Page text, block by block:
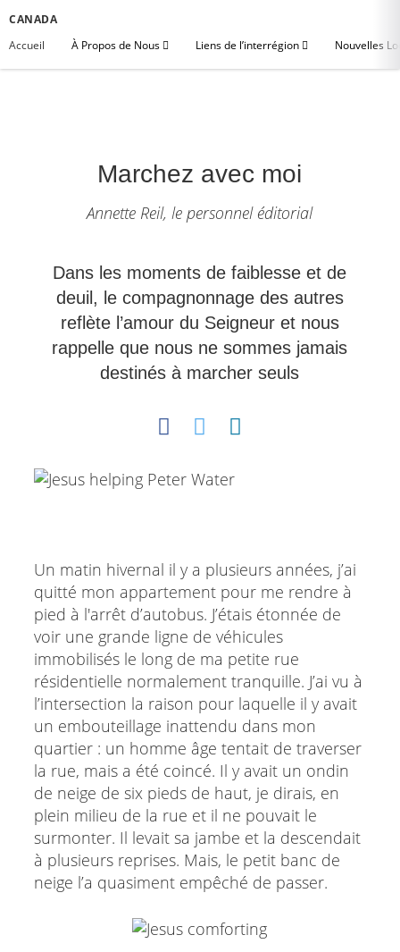
CANADA
Accueil
À Propos de Nous Liens de l’interrégion Nouvelles
Marchez avec moi
Annette Reil, le personnel éditorial
Dans les moments de faiblesse et de
deuil, le compagnonnage des autres
reflète l’amour du Seigneur et nous
rappelle que nous ne sommes jamais
destinés à marcher seuls
Un matin hivernal il y a plusieurs années, j’ai
quitté mon appartement pour me rendre à
pied à l'arrêt d’autobus. J’étais étonnée de
voir une grande ligne de véhicules
immobilisés le long de ma petite rue
résidentielle normalement tranquille. J’ai vu à
l’intersection la raison pour laquelle il y avait
un embouteillage inattendu dans mon
quartier : un homme âge tentait de traverser
la rue, mais a été coincé. Il y avait un ondin
de neige de six pieds de haut, je dirais, en
plein milieu de la rue et il ne pouvait le
surmonter. Il levait sa jambe et la descendait
à plusieurs reprises. Mais, le petit banc de
neige l’a quasiment empêché de passer.